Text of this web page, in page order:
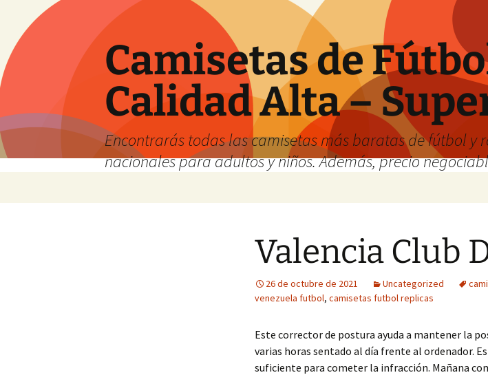
Camisetas de
Calidad Alta –
Encontrarás todas las camisetas más baratas de fútbol y
nacionales para adultos y niños. Además, precio
Valencia Club
26 de octubre de 2021 Uncategorized
venezuela futbol, camisetas futbol replicas
Este corrector de postura ayuda a mantener la
varias horas sentado al día frente al ordenador.
suficiente para cometer la infracción. Mañana